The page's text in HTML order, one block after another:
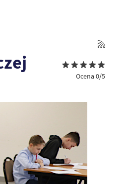
Ocena 0/5